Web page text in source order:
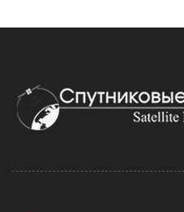
стабильный доступ в
и онлайн-сервисов.
договора и активацию